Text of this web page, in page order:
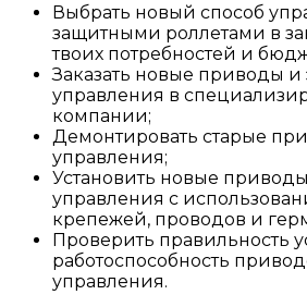
Выбрать новый способ
защитными роллетами в
твоих потребностей и
Заказать новые приводы и
управления в
компании;
Демонтировать старые
управления;
Установить новые
управления с
крепежей, проводов и
Проверить правильность
работоспособность
управления.